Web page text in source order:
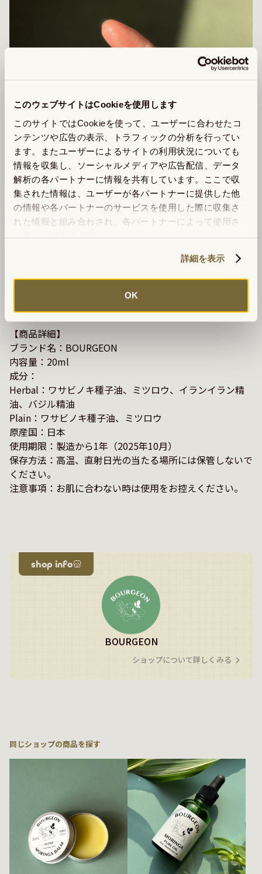
このウェブサイトはCookieを使用します
このサイトではCookieを使って、ユーザーに合わせたコ
ンテンツや広告の表示、トラフィックの分析を行ってい
ます。またユーザーによるサイトの利用状況についても
情報を収集し、ソーシャルメディアや広告配信、データ
解析の各パートナーに情報を共有しています。ここで収
集された情報は、ユーザーが各パートナーに提供した他
の情報や各パートナーのサービスを使用した際に収集さ
れた情報と組み合わされ、各パートナーによって使用さ
れることがあります。
詳細を表示
OK
【商品詳細】
ブランド名：BOURGEON
内容量：20ml
成分：
Herbal：ワサビノキ種子油、ミツロウ、イランイラン精
油、バジル精油
Plain：ワサビノキ種子油、ミツロウ
原産国：日本
使用期限：製造から1年（2025年10月）
保存方法：高温、直射日光の当たる場所には保管しないで
ください。
注意事項：お肌に合わない時は使用をお控えください。
shop info
BOURGEON
ショップについて詳しくみる
同じショップの商品を探す